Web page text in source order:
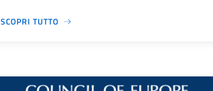
SCOPRI TUTTO